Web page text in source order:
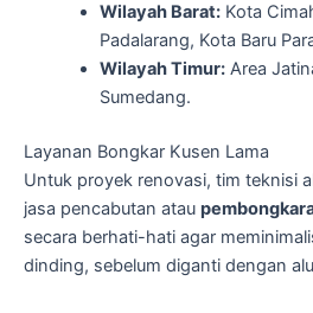
Wilayah Barat:Kota
Padalarang, Kota Baru
Wilayah Timur:Area
Sumedang.
Layanan Bongkar Kusen Lama
Untuk proyek renovasi, tim teknisi
jasa pencabutan atau
secara berhati-hati agar
dinding, sebelum diganti dengan